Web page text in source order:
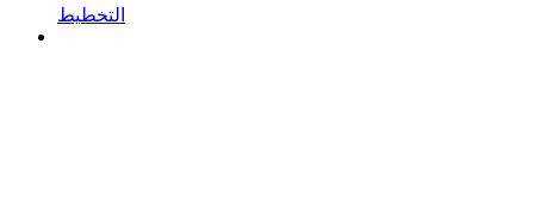
التخطيط